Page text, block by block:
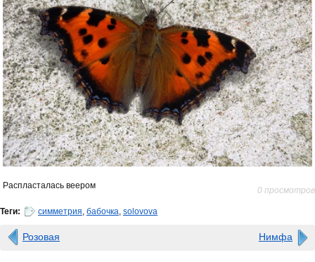
Распласталась веером 0 просмотров
Теги: симметрия, бабочка, solovova
Розовая Нимфа